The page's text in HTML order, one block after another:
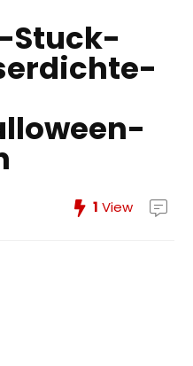
Stuck-
1 View